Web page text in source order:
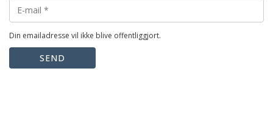
Din emailadresse vil ikke blive offentliggjort.
SEND